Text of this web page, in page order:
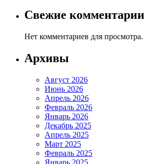
Свежие комментарии
Нет комментариев для просмотра.
Архивы
Август 2026
Июнь 2026
Апрель 2026
Февраль 2026
Январь 2026
Декабрь 2025
Апрель 2025
Март 2025
Февраль 2025
Январь 2025